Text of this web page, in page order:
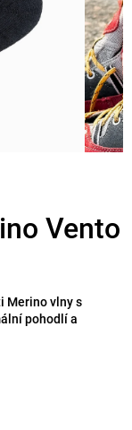
Vento
Merino vlny s
pohodlí a